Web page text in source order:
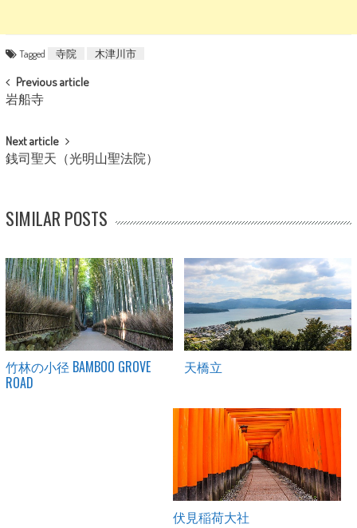
Tagged 寺院 木津川市
POST NAVIGATION
Previous article
岩船寺
Next article
銭司聖天（光明山聖法院）
SIMILAR POSTS
竹林の小径 BAMBOO GROVE
ROAD
天橋立
伏見稲荷大社